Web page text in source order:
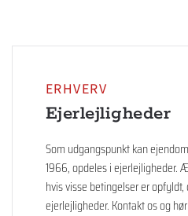
ERHVERV
Ejerlejligheder
Som udgangspunkt kan
1966, opdeles i ejerlejligheder.
hvis visse betingelser er
ejerlejligheder. Kontakt os og